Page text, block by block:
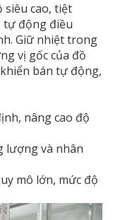
siêu cao, tiệt
tự động điều
Giữ nhiệt trong
vị gốc của đồ
bán tự động,
nâng cao độ
lượng và nhân
mô lớn, mức độ